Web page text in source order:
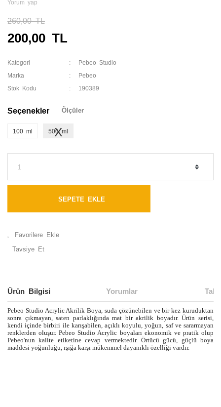
Yorum yap
260,00 TL
200,00 TL
Kategori Pebeo Studio
Marka Pebeo
Stok Kodu 190389
Seçenekler Ölçüler
100 ml 500 ml
SEPETE EKLE
Tavsiye Et
Ürün Bilgisi Yorumlar
Pebeo Studio Acrylic Akrilik Boya, suda çözünebilen ve bir kez kuruduktan
sonra çıkmayan, saten parlaklığında mat bir akrilik boyadır. Ürün serisi,
kendi içinde birbiri ile karışabilen, açıklı koyulu, yoğun, saf ve sararmayan
renklerden oluşur. Pebeo Studio Acrylic boyaları ekonomik ve pratik olup
Pebeo'nun kalite etiketine cevap vermektedir. Örtücü gücü, güçlü boya
maddesi yoğunluğu, ışığa karşı mükemmel dayanıklı özelliği vardır.